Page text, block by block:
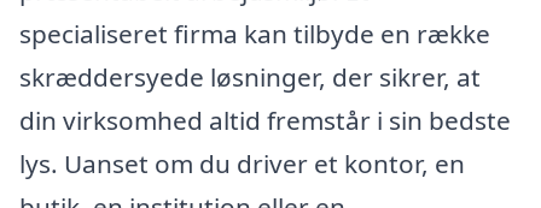
specialiseret firma kan tilbyde en række
skræddersyede løsninger, der sikrer, at
din virksomhed altid fremstår i sin bedste
lys. Uanset om du driver et kontor, en